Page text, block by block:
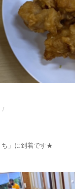
/
ち」に到着です★